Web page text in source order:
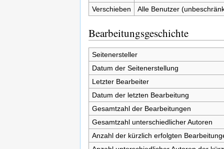
Verschieben
Alle Benutzer
Bearbeitungsgeschichte
Seitenersteller
Datum der Seitenerstellung
Letzter Bearbeiter
Datum der letzten Bearbeitung
Gesamtzahl der Bearbeitungen
Gesamtzahl unterschiedlicher Autoren
Anzahl der kürzlich erfolgten